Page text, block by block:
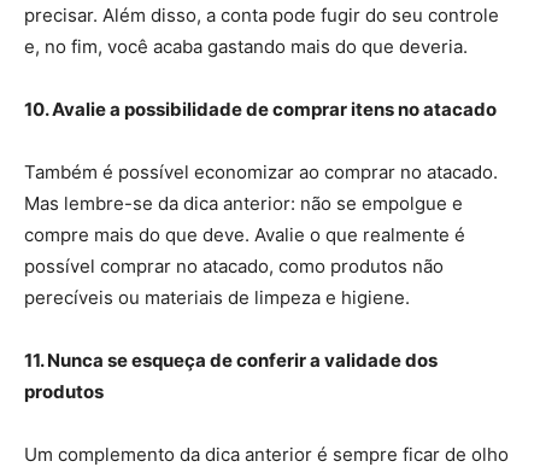
precisar. Além disso, a conta pode fugir do seu controle
e, no fim, você acaba gastando mais do que deveria.
10. Avalie a possibilidade de comprar itens no atacado
Também é possível economizar ao comprar no atacado.
Mas lembre-se da dica anterior: não se empolgue e
compre mais do que deve. Avalie o que realmente é
possível comprar no atacado, como produtos não
perecíveis ou materiais de limpeza e higiene.
11. Nunca se esqueça de conferir a validade dos
produtos
Um complemento da dica anterior é sempre ficar de olho